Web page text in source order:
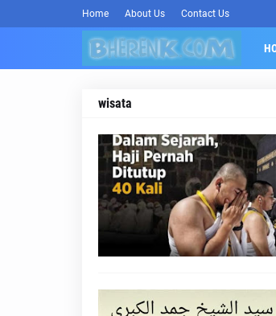
Home About Us Contact Us
wisata